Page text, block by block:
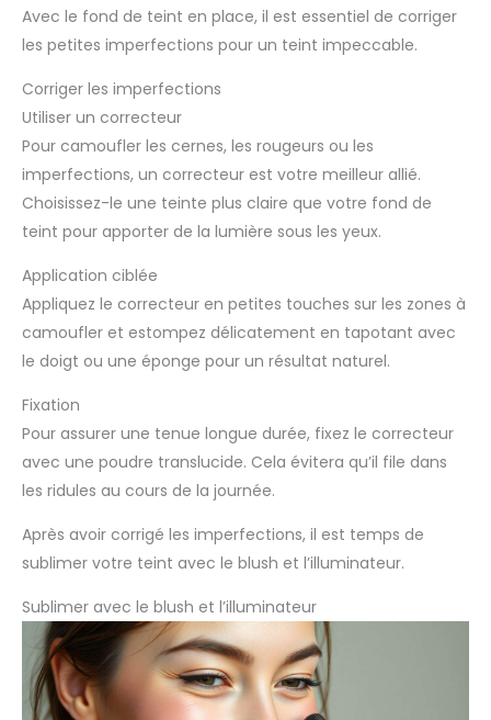
Avec le fond de teint en place, il est essentiel de corriger
les petites imperfections pour un teint impeccable.
Corriger les imperfections
Utiliser un correcteur
Pour camoufler les cernes, les rougeurs ou les
imperfections, un correcteur est votre meilleur allié.
Choisissez-le une teinte plus claire que votre fond de
teint pour apporter de la lumière sous les yeux.
Application ciblée
Appliquez le correcteur en petites touches sur les zones à
camoufler et estompez délicatement en tapotant avec
le doigt ou une éponge pour un résultat naturel.
Fixation
Pour assurer une tenue longue durée, fixez le correcteur
avec une poudre translucide. Cela évitera qu’il file dans
les ridules au cours de la journée.
Après avoir corrigé les imperfections, il est temps de
sublimer votre teint avec le blush et l’illuminateur.
Sublimer avec le blush et l’illuminateur